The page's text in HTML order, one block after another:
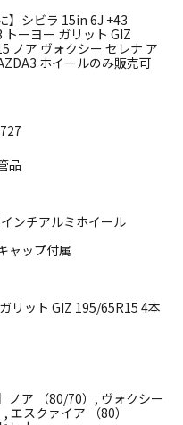
】シビラ 15in 6J +43
トーヨー ガリット GIZ
ノア ヴォクシー セレナ ア
ホイールのみ販売可
品
ンチアルミホイール
ャップ付属
リット GIZ 195/65R15 4本
ノア （80/70）, ヴォクシー
, エスクァイア （80）